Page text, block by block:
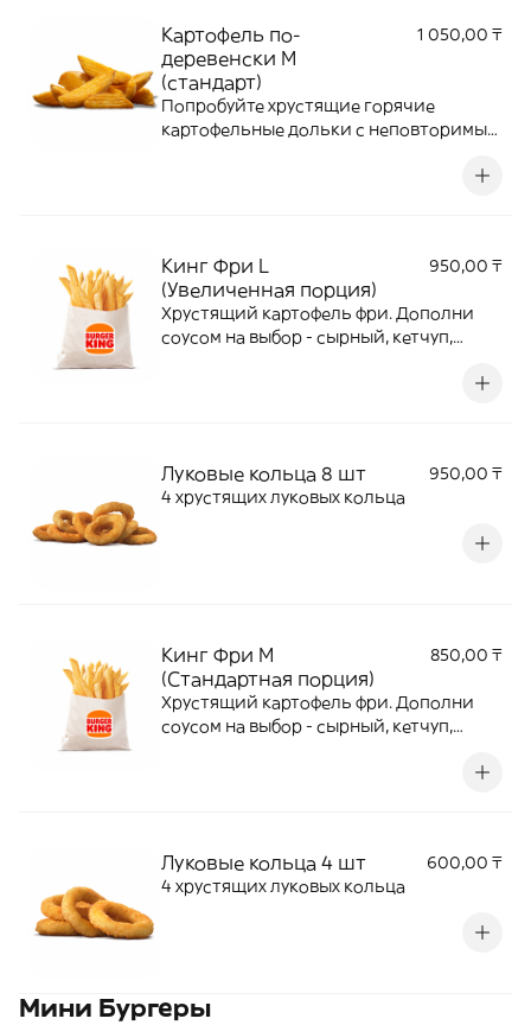
Картофель по-
деревенски M
(стандарт)
1 050,00 ₸
Попробуйте хрустящие горячие
картофельные дольки с неповторимым
Кинг Фри L
(Увеличенная порция)
950,00 ₸
Хрустящий картофель фри. Дополни
соусом на выбор - сырный, кетчуп,
Луковые кольца 8 шт
950,00 ₸
4 хрустящих луковых кольца
Кинг Фри М
(Стандартная порция)
850,00 ₸
Хрустящий картофель фри. Дополни
соусом на выбор - сырный, кетчуп,
Луковые кольца 4 шт
600,00 ₸
4 хрустящих луковых кольца
Мини Бургеры